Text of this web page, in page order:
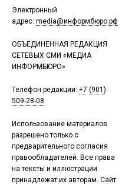
Электронный
адрес: media@информбюро.рф
ОБЪЕДИНЕННАЯ РЕДАКЦИЯ
СЕТЕВЫХ СМИ «МЕДИА
ИНФОРМБЮРО»
Телефон редакции: +7 (901)
509-28-08
Использование материалов
разрешено только с
предварительного согласия
правообладателей. Все права
на тексты и иллюстрации
принадлежат их авторам. Сайт